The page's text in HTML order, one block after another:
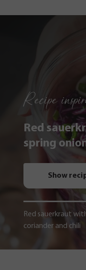
Recipe
Red
spring
Show
Red sauerkraut
coriander and chili